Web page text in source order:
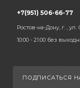
+7(951) 506-66-77
Ростов-на-Дону, г. ,
10:00 - 21:00 без
ПОДПИСАТЬСЯ